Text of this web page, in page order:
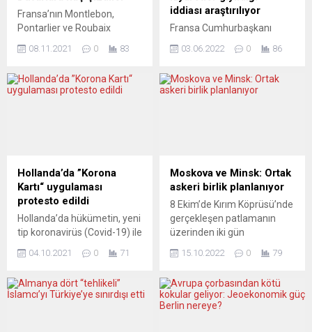
Fransa’nın Montlebon,
Pontarlier ve Roubaix
kentlerinde Diyanet İşleri
Türk-İslam Birliğine (DİTİB)
haç çizildi ve İslam karşıtı
yazılar yazıldı. DİTİB’den
İslam karşıtı yazıların
yazıldığı belirtildi. “Barış ve
huzur yuvası camilerimize
yapılan çirkin saldırıyı kınıyor,
cemaatimize...
08.11.2021 0 83
iddiası araştırılıyor
Fransa Cumhurbaşkanı
Emmanuel Macron’un
okullardaki “dini anımsatıcı
iddialar hakkında daha net
bilgi istediği aktarıldı.
konusu gazetede, son
aylarda ülkedeki birçok
lisede bol elbise giyen kızlar
ve uzun tunik (kamis) giyen
erkek öğrenciler görüldüğü
iddia...
03.06.2022 0 86
Hollanda’da ”Korona
Kartı“ uygulaması
protesto edildi
Hollanda’da hükümetin, yeni
tip koronavirüs (Covid-19) ile
itibaren özellikle sosyal
test ve önceden Covid-19
geçirenlere verilen „Korona
04.10.2021 0 71
Moskova ve Minsk: Ortak
askeri birlik planlanıyor
8 Ekim’de Kırım Köprüsü’nde
gerçekleşen patlamanın
üzerinden iki gün
Lukaşenka Rusya’yla ortak
kurmak istediklerini açıkladı.
Birliğin Belarus’ta
15.10.2022 0 79